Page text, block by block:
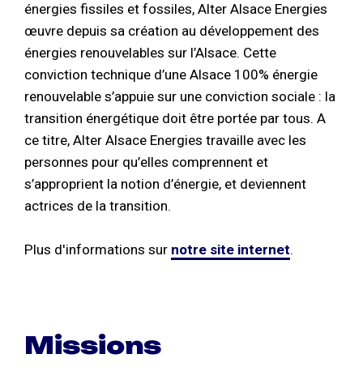
énergies fissiles et fossiles, Alter Alsace Energies
œuvre depuis sa création au développement des
énergies renouvelables sur l’Alsace. Cette
conviction technique d’une Alsace 100% énergie
renouvelable s’appuie sur une conviction sociale : la
transition énergétique doit être portée par tous. A
ce titre, Alter Alsace Energies travaille avec les
personnes pour qu’elles comprennent et
s’approprient la notion d’énergie, et deviennent
actrices de la transition.
Plus d'informations sur notre site internet.
Missions